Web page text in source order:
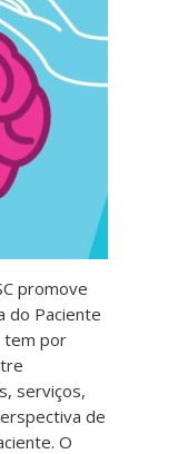
promove
do Paciente
tem por
serviços,
de
O